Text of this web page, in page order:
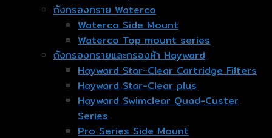
ถังกรองทราย Waterco
Waterco Side Mount
Waterco Top mount series
ถังกรองทรายและกรองผ้า Hayward
Hayward Star-Clear Cartridge Filters
Hayward Star-Clear plus
Hayward Swimclear Quad-Custer
Series
Pro Series Side Mount